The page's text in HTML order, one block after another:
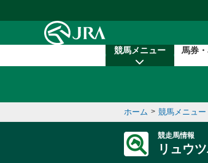
競馬メニュー 馬券
ホーム > 競馬メニュー
競走馬情報
リュウ